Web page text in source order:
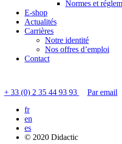
Normes et
E-shop
Actualités
Carrières
Notre identité
Nos offres d’emploi
Contact
+ 33 (0) 2 35 44 93 93
Par email
fr
en
es
© 2020 Didactic